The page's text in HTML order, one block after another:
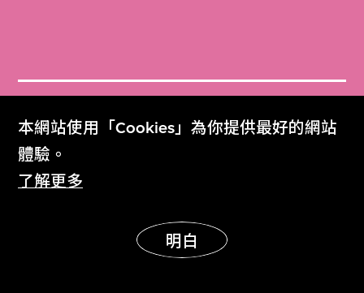
本網站使用「Cookies」為你提供最好的網站
體驗。
了解更多
明白
門票
Get Tickets